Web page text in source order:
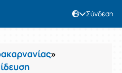
Σύνδεση
»